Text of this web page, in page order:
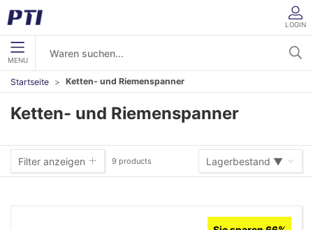
LOGIN
MENU
Startseite Ketten- und Riemenspanner
Ketten- und Riemenspanner
Filter anzeigen 9 products Lagerbestand ▼